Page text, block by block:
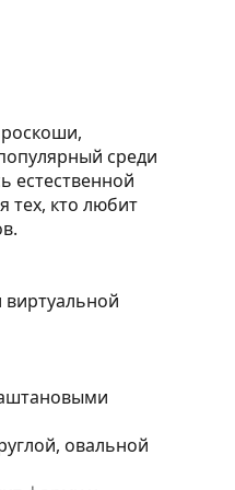
среди
естественной
тех, кто любит
овальной